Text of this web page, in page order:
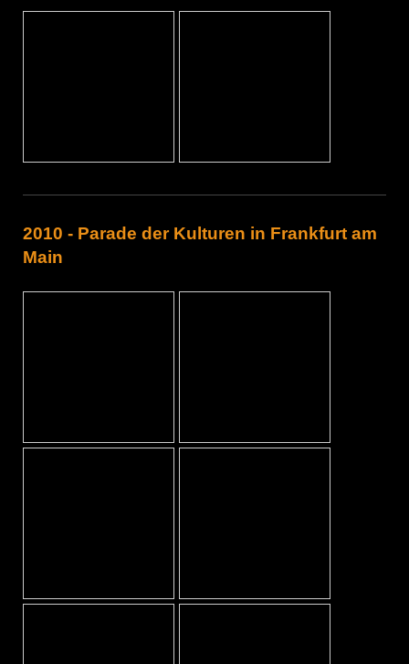
2010 - Parade der Kulturen in Frankfurt am
Main